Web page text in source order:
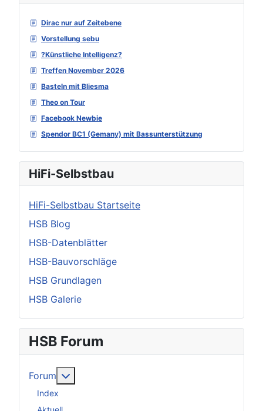
Dirac nur auf Zeitebene
Vorstellung sebu
?Künstliche Intelligenz?
Treffen November 2026
Basteln mit Bliesma
Theo on Tour
Facebook Newbie
Spendor BC1 (Gemany) mit Bassunterstützung
HiFi-Selbstbau
HiFi-Selbstbau Startseite
HSB Blog
HSB-Datenblätter
HSB-Bauvorschläge
HSB Grundlagen
HSB Galerie
HSB Forum
Forum
Index